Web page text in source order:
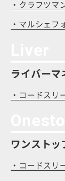
・クラフツマ
・マルシェフ
ライバーマ
・コードスリ
ワンストッ
・コードスリ